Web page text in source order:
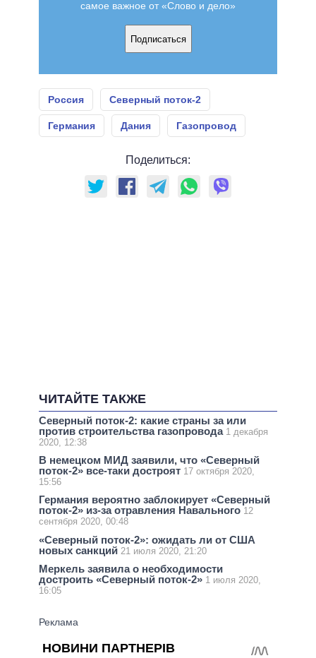
самое важное от «Слово и дело»
Подписаться
Россия Северный поток-2
Германия Дания Газопровод
Поделиться:
ЧИТАЙТЕ ТАКЖЕ
Северный поток-2: какие страны за или
против строительства газопровода 1 декабря
2020, 12:38
В немецком МИД заявили, что «Северный
поток-2» все-таки достроят 17 октября 2020,
15:56
Германия вероятно заблокирует «Северный
поток-2» из-за отравления Навального 12
сентября 2020, 00:48
«Северный поток-2»: ожидать ли от США
новых санкций 21 июля 2020, 21:20
Меркель заявила о необходимости
достроить «Северный поток-2» 1 июля 2020,
16:05